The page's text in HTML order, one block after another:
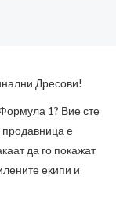
Дресови!
1? Вие сте
продавница е
да го покажат
екипи и